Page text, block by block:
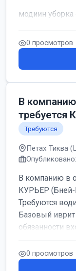
модиин
0 просмотров
В
требуется
Требуются
Петах Тиква
В компанию в
КУРЬЕР (Бней-
Требуются
Базовый иврит
обязанности
0 просмотров